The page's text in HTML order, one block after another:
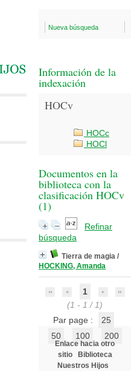
Nueva búsqueda
Información de la
indexación
HOCv
HOCc
HOCl
Documentos en la
biblioteca con la
clasificación HOCv
(1)
Refinar
búsqueda
Tierra de magia /
HOCKING, Amanda
1
(1 - 1 / 1)
Par page :
25
50
100 200
Enlace hacia otro
sitio
Biblioteca
Nuestros Hijos